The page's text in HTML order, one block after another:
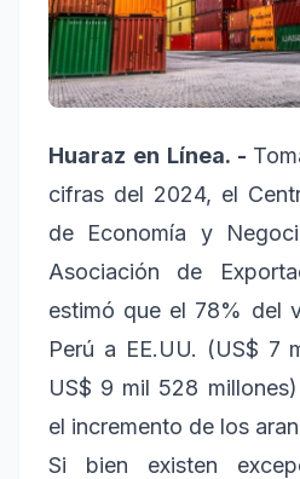
Huaraz en Línea. -
cifras del 2024, el
de Economía y
Asociación de
estimó que el 78% del
Perú a EE.UU. (US$ 7
US$ 9 mil 528
el incremento de los
Si bien existen